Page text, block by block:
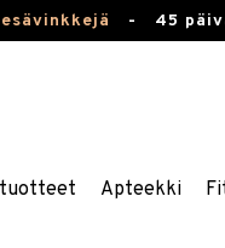
- 45
Apteekki